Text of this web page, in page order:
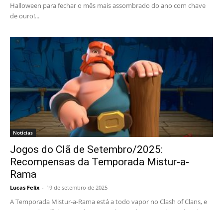
Halloween para fechar o mês mais assombrado do ano com chave
de ouro!...
Notícias
Jogos do Clã de Setembro/2025:
Recompensas da Temporada Mistur-a-
Rama
Lucas Felix - 19 de setembro de 2025
A Temporada Mistur-a-Rama está a todo vapor no Clash of Clans, e